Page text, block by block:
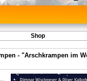
Shop
- "Arschkrampen im